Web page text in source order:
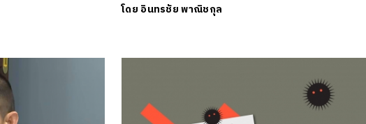
โดย อินทรชัย พาณิชกุล